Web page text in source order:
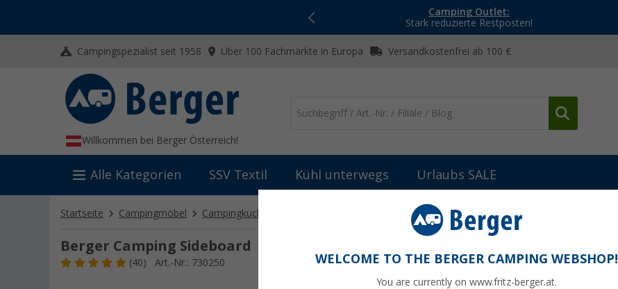
Camping Outlet:
Stark reduzierte Restposten!
Campingspezialist seit 1958 Über 100 Fachmärkte in Europa Versandkostenfrei ab 100 €
Willkommen bei Berger Österreich!
Alle Kategorien SSV Textil Kühl unterwegs Urlaubs SALE
Startseite Campingmöbel Campingküchen
Berger Camping Sideboard
(40) Art.-Nr.: 730250 WELCOME TO THE BERGER CAMPING WEBSHOP!
You are currently on www.fritz-berger.at.